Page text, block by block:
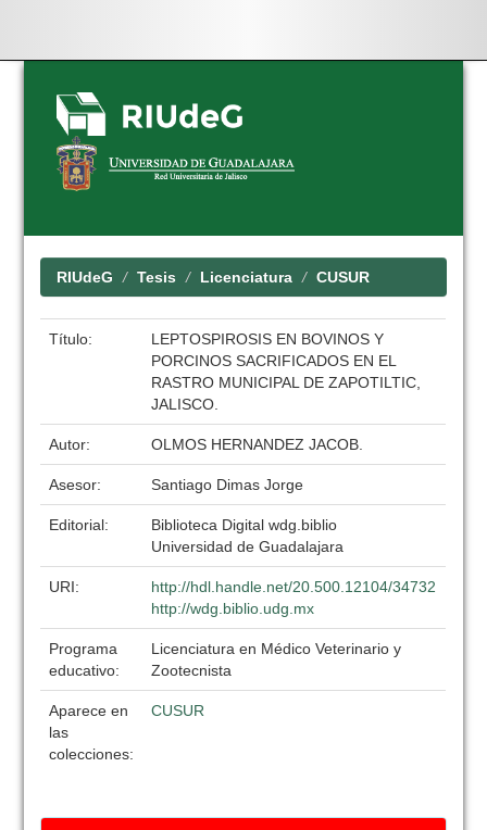
Skip
navigation
RIUdeG Tesis Licenciatura CUSUR
Título:
LEPTOSPIROSIS EN BOVINOS Y
PORCINOS SACRIFICADOS EN EL
RASTRO MUNICIPAL DE ZAPOTILTIC,
JALISCO.
Autor: OLMOS HERNANDEZ JACOB.
Asesor: Santiago Dimas Jorge
Editorial:
Biblioteca Digital wdg.biblio
Universidad de Guadalajara
URI:
http://hdl.handle.net/20.500.12104/34732
http://wdg.biblio.udg.mx
Programa
educativo:
Licenciatura en Médico Veterinario y
Zootecnista
Aparece en
las
colecciones:
CUSUR